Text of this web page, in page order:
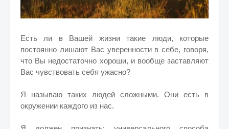
Есть ли в Вашей жизни такие люди, которые
постоянно лишают Вас уверенности в себе, говоря,
что Вы недостаточно хороши, и вообще заставляют
Вас чувствовать себя ужасно?
Я называю таких людей сложными. Они есть в
окружении каждого из нас.